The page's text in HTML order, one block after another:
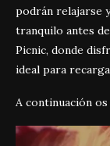
podrán relajarse
tranquilo antes
Picnic, donde
ideal para
A continuación